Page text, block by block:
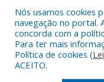
Todos os direitos
Nós usamos cookies
navegação no portal.
concorda com a
Para ter mais
Política de cookies (
ACEITO.